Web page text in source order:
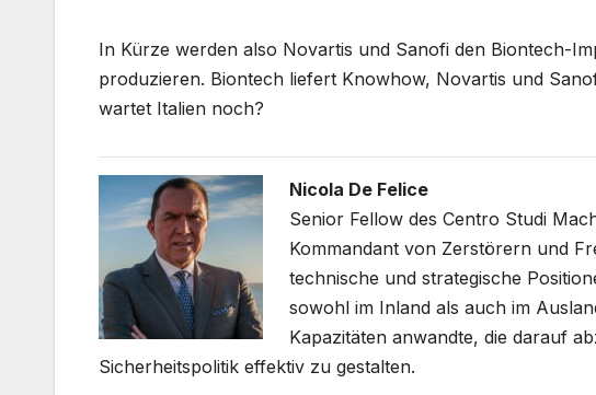
In Kürze werden also Novartis und Sanofi den Biontech-
produzieren. Biontech liefert Knowhow, Novartis und
wartet Italien noch?
Nicola De Felice
Senior Fellow des Centro Studi
Kommandant von Zerstörern und
technische und strategische
sowohl im Inland als auch im
Kapazitäten anwandte, die darauf
Sicherheitspolitik effektiv zu gestalten.